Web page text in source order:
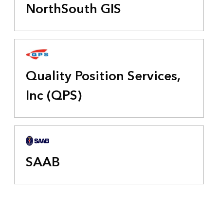
NorthSouth GIS
Quality Position Services,
Inc (QPS)
SAAB